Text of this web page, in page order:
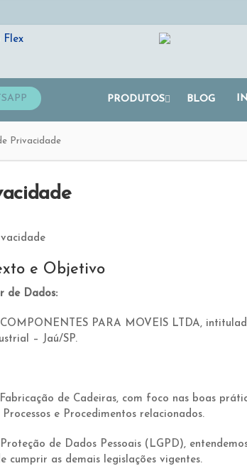
PRODUTOS BLOG
Privacidade
e Objetivo
de Dados:
PARA MOVEIS LTDA,
– Jaú/SP.
de Cadeiras, com foco nas boas
e Procedimentos relacionados.
de Dados Pessoais (LGPD),
cumprir as demais legislações vigentes.